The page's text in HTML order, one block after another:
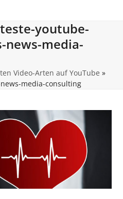
youtube-
news-media-
Video-Arten auf YouTube »
media-consulting